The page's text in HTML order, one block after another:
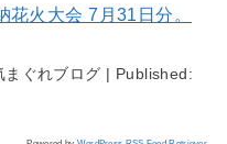
火大会 7月31日分。
まぐれブログ | Published: